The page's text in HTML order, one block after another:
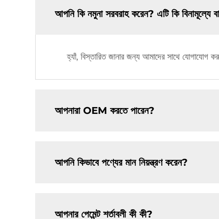
আপনি কি নমুনা সরবরাহ করেন? এটি কি বিনামূল্যে
হ্যাঁ, বিস্তারিত জানার জন্য আমাদের সাথে যোগাযোগ
আপনারা OEM করতে পারেন?
আপনি কিভাবে পণ্যের মান নিয়ন্ত্রণ করেন?
আপনার পেমেন্ট শর্তাবলী কী কী?